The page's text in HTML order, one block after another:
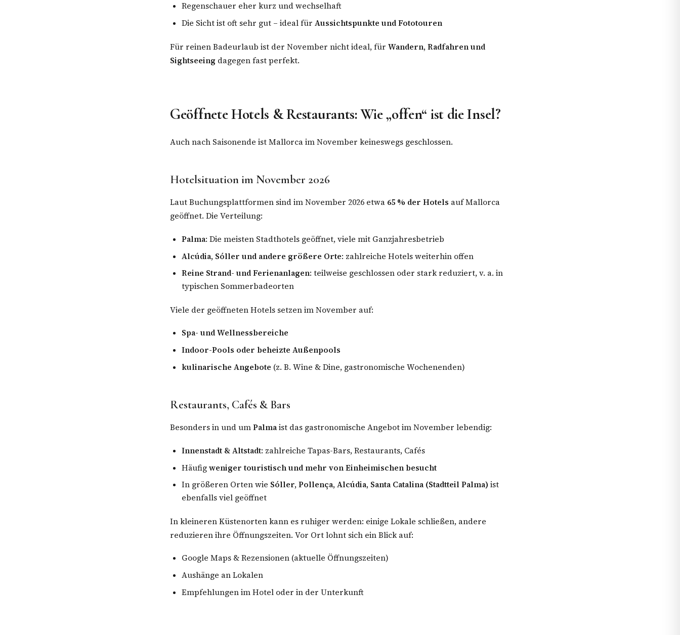
Regenschauer eher kurz und wechselhaft
Die Sicht ist oft sehr gut – ideal fürAussichtspunkte und Fototouren
Für reinen Badeurlaub ist der November nicht ideal, für Wandern, Radfahren und
Sightseeing dagegen fast perfekt.
Geöffnete Hotels & Restaurants: Wie „offen“ ist die Insel?
Auch nach Saisonende ist Mallorca im November keineswegs geschlossen.
Hotelsituation im November 2026
Laut Buchungsplattformen sind im November 2026 etwa 65 % der Hotels auf Mallorca
geöffnet. Die Verteilung:
Palma: Die meisten Stadthotels geöffnet, viele mit Ganzjahresbetrieb
Alcúdia, Sóller und andere größere Orte: zahlreiche Hotels weiterhin offen
Reine Strand- und Ferienanlagen: teilweise geschlossen oder stark reduziert, v. a. in
typischen Sommerbadeorten
Viele der geöffneten Hotels setzen im November auf:
Spa- und Wellnessbereiche
Indoor-Pools oder beheizte Außenpools
kulinarische Angebote (z. B. Wine & Dine, gastronomische Wochenenden)
Restaurants, Cafés & Bars
Besonders in und umPalmaist das gastronomische Angebot im November lebendig:
Innenstadt & Altstadt: zahlreiche Tapas-Bars, Restaurants, Cafés
Häufigweniger touristisch und mehr von Einheimischen besucht
In größeren Orten wie Sóller, Pollença, Alcúdia, Santa Catalina (Stadtteil Palma) ist
ebenfalls viel geöffnet
In kleineren Küstenorten kann es ruhiger werden: einige Lokale schließen, andere
reduzieren ihre Öffnungszeiten. Vor Ort lohnt sich ein Blick auf:
Google Maps & Rezensionen (aktuelle Öffnungszeiten)
Aushänge an Lokalen
Empfehlungen im Hotel oder in der Unterkunft